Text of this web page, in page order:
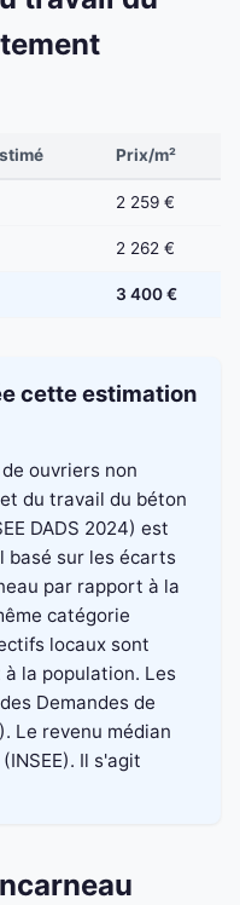
Prix/m²
2 259 €
2 262 €
3 400 €
cette estimation
ouvriers non
du travail du béton
DADS 2024) est
basé sur les écarts
par rapport à la
catégorie
locaux sont
la population. Les
Demandes de
Le revenu médian
Il s'agit